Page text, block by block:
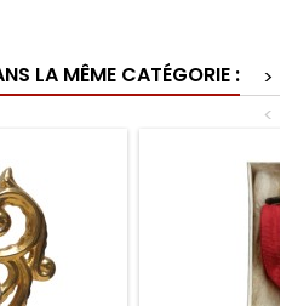
LA MÊME CATÉGORIE :
>
<